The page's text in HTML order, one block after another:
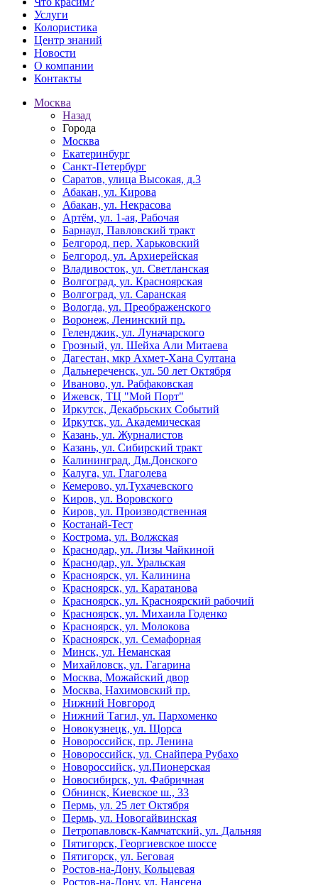
Услуги
Колористика
Центр знаний
Новости
О компании
Контакты
Москва
Назад
Города
Москва
Екатеринбург
Санкт-Петербург
Саратов, улица Высокая, д.3
Абакан, ул. Кирова
Абакан, ул. Некрасова
Артём, ул. 1-ая, Рабочая
Барнаул, Павловский тракт
Белгород, пер. Харьковский
Белгород, ул. Архиерейская
Владивосток, ул. Светланская
Волгоград, ул. Красноярская
Волгоград, ул. Саранская
Вологда, ул. Преображенского
Воронеж, Ленинский пр.
Геленджик, ул. Луначарского
Грозный, ул. Шейха Али Митаева
Дагестан, мкр Ахмет-Хана Султана
Дальнереченск, ул. 50 лет Октября
Иваново, ул. Рабфаковская
Ижевск, ТЦ "Мой Порт"
Иркутск, Декабрьских Событий
Иркутск, ул. Академическая
Казань, ул. Журналистов
Казань, ул. Сибирский тракт
Калининград, Дм.Донского
Калуга, ул. Глаголева
Кемерово, ул.Тухачевского
Киров, ул. Воровского
Киров, ул. Производственная
Костанай-Тест
Кострома, ул. Волжская
Краснодар, ул. Лизы Чайкиной
Краснодар, ул. Уральская
Красноярск, ул. Калинина
Красноярск, ул. Каратанова
Красноярск, ул. Красноярский рабочий
Красноярск, ул. Михаила Годенко
Красноярск, ул. Молокова
Красноярск, ул. Семафорная
Минск, ул. Неманская
Михайловск, ул. Гагарина
Москва, Можайский двор
Москва, Нахимовский пр.
Нижний Новгород
Нижний Тагил, ул. Пархоменко
Новокузнецк, ул. Щорса
Новороссийск, пр. Ленина
Новороссийск, ул. Снайпера Рубахо
Новороссийск, ул.Пионерская
Новосибирск, ул. Фабричная
Обнинск, Киевское ш., 33
Пермь, ул. 25 лет Октября
Пермь, ул. Новогайвинская
Петропавловск-Камчатский, ул. Дальняя
Пятигорск, Георгиевское шоссе
Пятигорск, ул. Беговая
Ростов-на-Дону, Кольцевая
Ростов-на-Дону, ул. Нансена